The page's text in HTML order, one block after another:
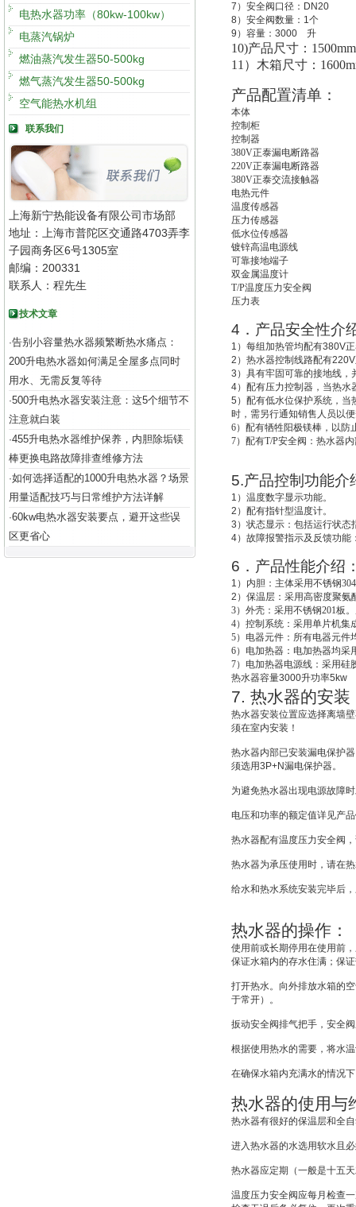
电热水器功率（80kw-100kw）
电蒸汽锅炉
燃油蒸汽发生器50-500kg
燃气蒸汽发生器50-500kg
空气能热水机组
联系我们
上海新宁热能设备有限公司市场部
地址：上海市普陀区交通路4703弄李
子园商务区6号1305室
邮编：200331
联系人：程先生
技术文章
·告别小容量热水器频繁断热水痛点：
200升电热水器如何满足全屋多点同时
用水、无需反复等待
·500升电热水器安装注意：这5个细节不
注意就白装
·455升电热水器维护保养，内胆除垢镁
棒更换电路故障排查维修方法
·如何选择适配的1000升电热水器？场景
用量适配技巧与日常维护方法详解
·60kw电热水器安装要点，避开这些误
区更省心
7 ）安全阀口径： DN20
8）安全阀数量： 1个
9 ）容量： 3000 升
10)产品尺寸：
11 ）木箱尺寸：
产品配置清单：
本体
控制柜
控制器
380V正泰漏电断路器
220V正泰漏电断路器
380V正泰交流接触器
电热元件
温度传感器
压力传感器
低水位传感器
镀锌高温电源线
可靠接地端子
双金属温度计
T/P温度压力安全阀
压力表
4 ．产品安全性介
1 ）每组加热管均配有380V
2 ）热水器控制线路配有220V
3 ）具有牢固可靠的接地线，
4）配有压力控制器，当热水
5 ）配有低水位保护系统， 当
时，需另行通知销售人员以
6）配有牺牲阳极镁棒，以防
7）配有T/P安全阀：热水器
5.产品控制功能介
1 ）温度数字显示功能。
2 ）配有指针型温度计。
3 ）状态显示：包括运行状
4）故障报警指示及反馈功
6 ．产品性能介绍
1 ） 内胆：主体采用不锈钢
2 ） 保温层：采用高密度聚氨
3）外壳：采用不锈钢201板
4）控制系统：采用单片机集
5）电器元件：所有电器元件
6）电加热器：电加热器均采
7）电加热器电源线：采用硅
热水器容量3000升功率5kw
7. 热水器的安装
热水器安装位置应选择离墙
须在室内安装！
热水器内部已安装漏电保护
须选用3P+N漏电保护器。
为避免热水器出现电源故障
电压和功率的额定值详见产
热水器配有温度压力安全阀
热水器为承压使用时，请在
给水和热水系统安装完毕后
热水器的操作：
使用前或长期停用在使用前
保证水箱内的存水住满；保
打开热水。向外排放水箱的
于常开）。
扳动安全阀排气把手，安全
根据使用热水的需要，将水
在确保水箱内充满水的情况
热水器的使用与
热水器有很好的保温层和全
进入热水器的水选用软水且
热水器应定期（一般是十五
温度压力安全阀应每月检查